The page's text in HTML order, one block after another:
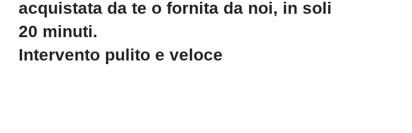
acquistata da te o fornita da noi, in soli
20 minuti.
Intervento pulito e veloce